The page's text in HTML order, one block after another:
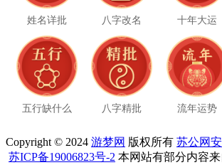
姓名详批 八字改名 十年大运
五行缺什么 八字精批 流年运势
Copyright © 2024 游梦网 版权所有 苏公网安
苏ICP备19006823号-2 本网站有部分内容